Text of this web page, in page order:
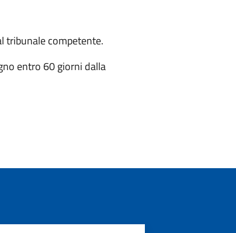
tribunale competente.
entro 60 giorni dalla